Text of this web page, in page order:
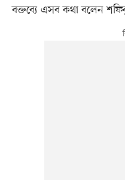
বক্তব্যে এসব কথা বলেন